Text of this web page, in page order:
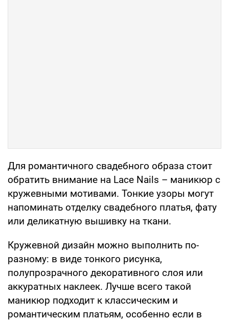
Для романтичного свадебного образа стоит
обратить внимание на Lace Nails – маникюр с
кружевными мотивами. Тонкие узоры могут
напоминать отделку свадебного платья, фату
или деликатную вышивку на ткани.
Кружевной дизайн можно выполнить по-
разному: в виде тонкого рисунка,
полупрозрачного декоративного слоя или
аккуратных наклеек. Лучше всего такой
маникюр подходит к классическим и
романтическим платьям, особенно если в